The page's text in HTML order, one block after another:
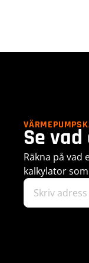
Se
Räkna på vad
kalkylator